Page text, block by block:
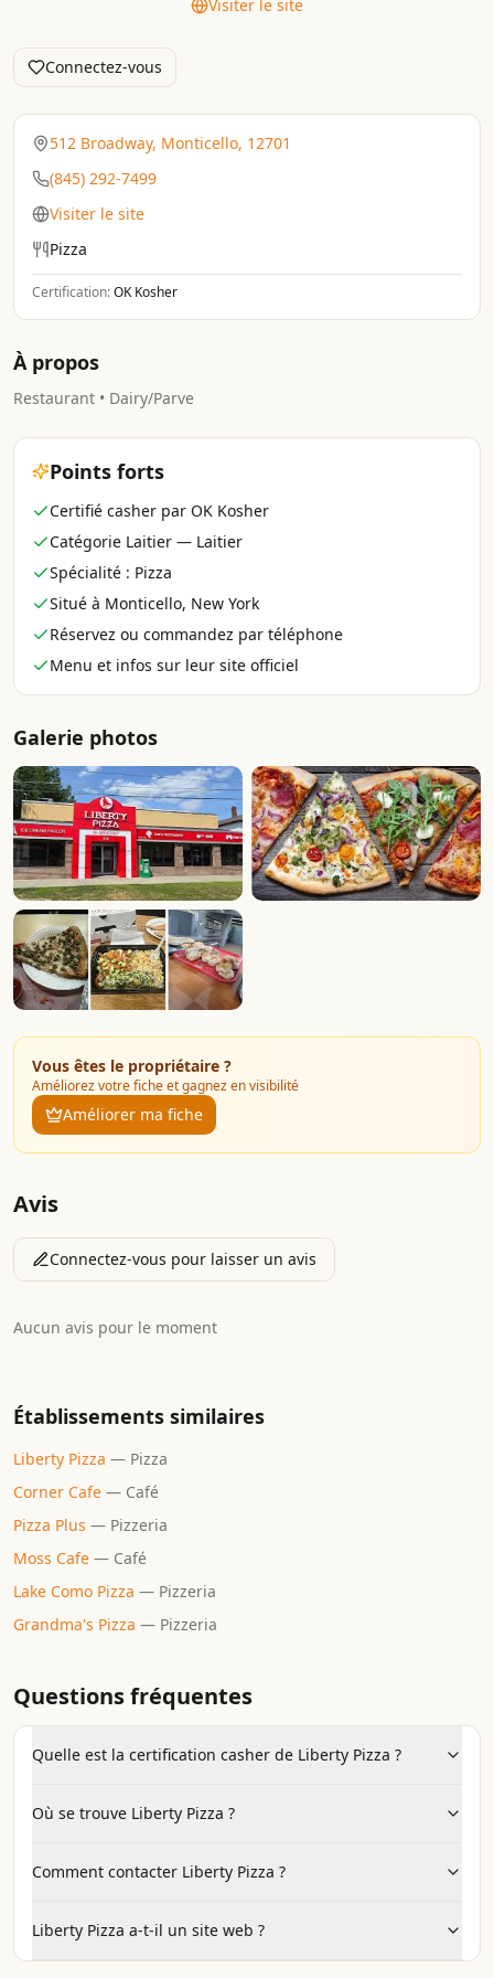
Visiter le site
Connectez-vous
512 Broadway, Monticello, 12701
(845) 292-7499
Visiter le site
Pizza
Certification:OK Kosher
À propos
Restaurant • Dairy/Parve
Points forts
Certifié casher par OK Kosher
Catégorie Laitier — Laitier
Spécialité : Pizza
Situé à Monticello, New York
Réservez ou commandez par téléphone
Menu et infos sur leur site officiel
Galerie photos
Vous êtes le propriétaire ?
Améliorez votre fiche et gagnez en visibilité
Améliorer ma fiche
Avis
Connectez-vous pour laisser un avis
Aucun avis pour le moment
Établissements similaires
Liberty Pizza — Pizza
Corner Cafe — Café
Pizza Plus — Pizzeria
Moss Cafe — Café
Lake Como Pizza — Pizzeria
Grandma's Pizza — Pizzeria
Questions fréquentes
Quelle est la certification casher de Liberty Pizza ?
Où se trouve Liberty Pizza ?
Comment contacter Liberty Pizza ?
Liberty Pizza a-t-il un site web ?